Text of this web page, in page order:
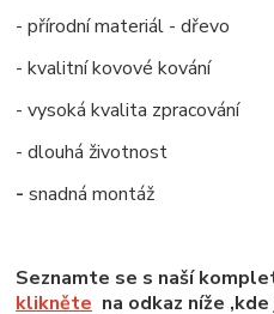
- přírodní materiál - dřevo
- kvalitní kovové kování
- vysoká kvalita zpracování
- dlouhá životnost
-snadná montáž
Seznamte se s naší
klikněte na odkaz níže